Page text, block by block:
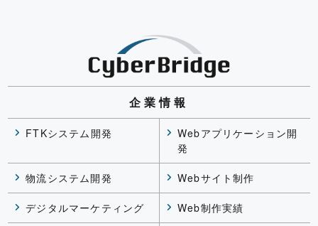
企業情報
FTKシステム開発
Webアプリケーション開
発
物流システム開発 Webサイト制作
デジタルマーケティング Web制作実績